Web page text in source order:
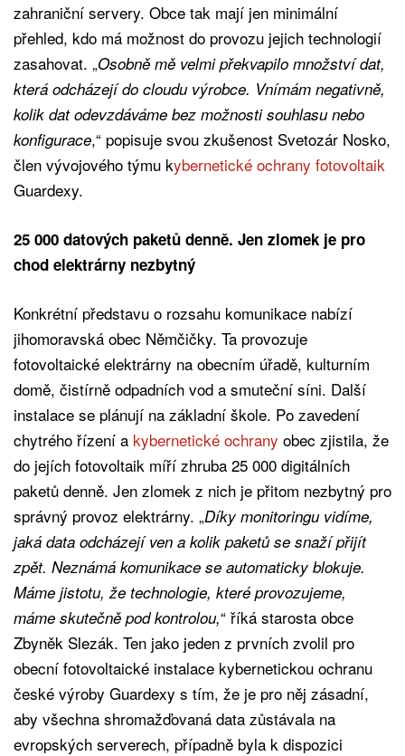
zahraniční servery. Obce tak mají jen minimální
přehled, kdo má možnost do provozu jejich technologií
zasahovat. „Osobně mě velmi překvapilo množství dat,
která odcházejí do cloudu výrobce. Vnímám negativně,
kolik dat odevzdáváme bez možnosti souhlasu nebo
konfigurace,“ popisuje svou zkušenost Svetozár Nosko,
člen vývojového týmu kybernetické ochrany fotovoltaik
Guardexy.
25 000 datových paketů denně. Jen zlomek je pro
chod elektrárny nezbytný
Konkrétní představu o rozsahu komunikace nabízí
jihomoravská obec Němčičky. Ta provozuje
fotovoltaické elektrárny na obecním úřadě, kulturním
domě, čistírně odpadních vod a smuteční síni. Další
instalace se plánují na základní škole. Po zavedení
chytrého řízení a kybernetické ochrany obec zjistila, že
do jejích fotovoltaik míří zhruba 25 000 digitálních
paketů denně. Jen zlomek z nich je přitom nezbytný pro
správný provoz elektrárny. „Díky monitoringu vidíme,
jaká data odcházejí ven a kolik paketů se snaží přijít
zpět. Neznámá komunikace se automaticky blokuje.
Máme jistotu, že technologie, které provozujeme,
máme skutečně pod kontrolou,“ říká starosta obce
Zbyněk Slezák. Ten jako jeden z prvních zvolil pro
obecní fotovoltaické instalace kybernetickou ochranu
české výroby Guardexy s tím, že je pro něj zásadní,
aby všechna shromažďovaná data zůstávala na
evropských serverech, případně byla k dispozici